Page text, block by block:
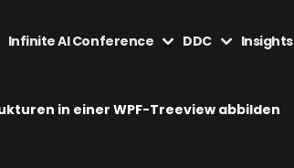
Infinite AI Conference DDC Insights
in einer WPF-Treeview abbilden